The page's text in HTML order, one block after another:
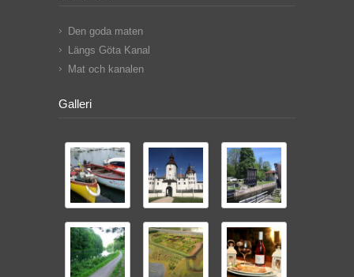
Den goda maten
Längs Göta Kanal
Mat och kanalen
Galleri